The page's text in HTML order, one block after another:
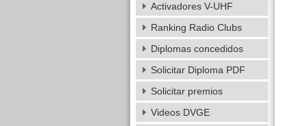
Activadores V-UHF
Ranking Radio Clubs
Diplomas concedidos
Solicitar Diploma PDF
Solicitar premios
Videos DVGE